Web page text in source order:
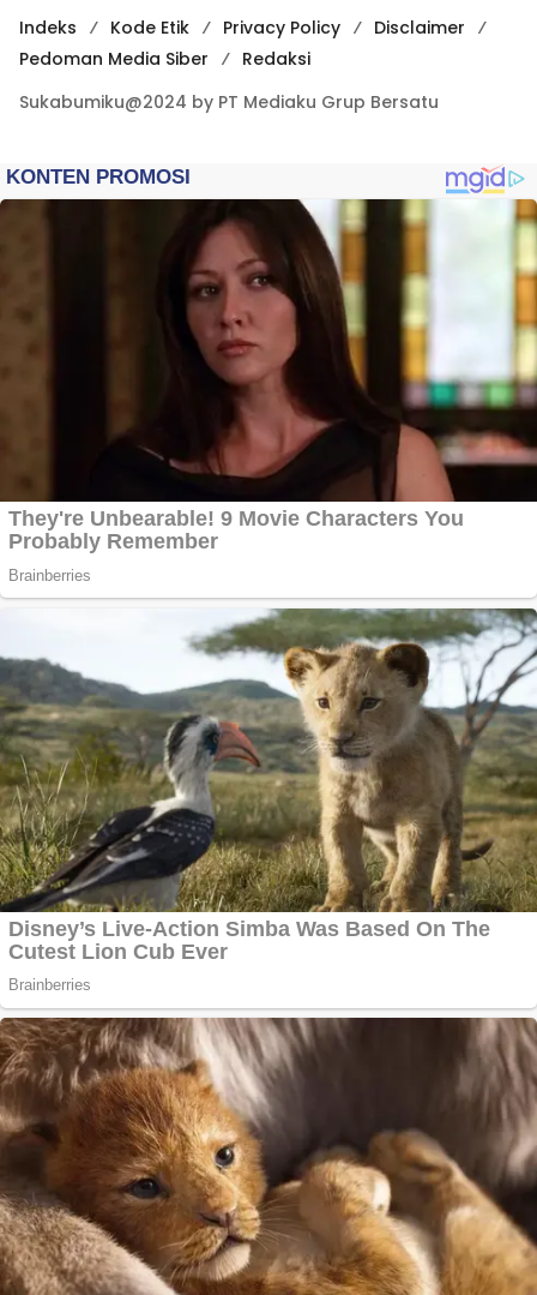
Indeks Kode Etik Privacy Policy
Disclaimer
Pedoman Media Siber
Redaksi
Sukabumiku@2024 by PT Mediaku Grup Bersatu